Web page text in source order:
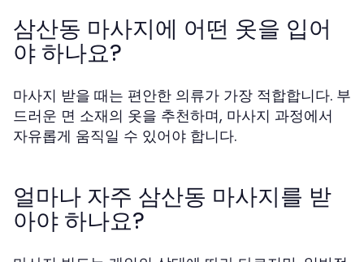
삼산동 마사지에 어떤 옷을 입어
야 하나요?
마사지 받을 때는 편안한 의류가 가장 적합합니다. 부
드러운 면 소재의 옷을 추천하며, 마사지 과정에서
자유롭게 움직일 수 있어야 합니다.
얼마나 자주 삼산동 마사지를 받
아야 하나요?